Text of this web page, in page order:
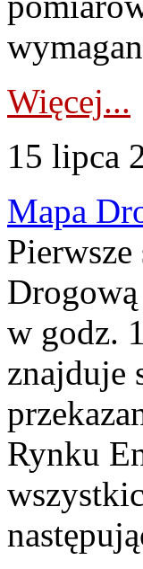
Więcej...
15 lipca
Mapa
w godz.
znajduje
Rynku